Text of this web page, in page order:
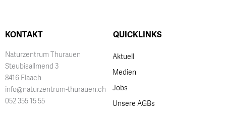
KONTAKT
Naturzentrum Thurauen
Steubisallmend 3
8416 Flaach
info@naturzentrum-thurauen.ch
052 355 15 55
QUICKLINKS
Aktuell
Medien
Jobs
Unsere AGBs